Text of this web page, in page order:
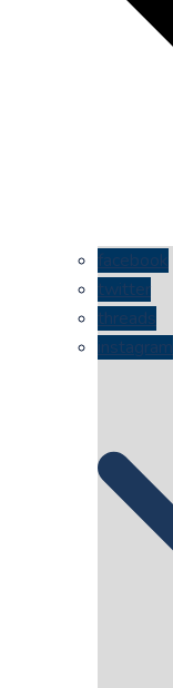
facebook
twitter
threads
instagram